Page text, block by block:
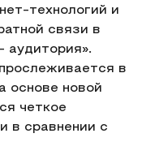
технологий и
связи в
аудитория».
в
основе новой
четкое
в сравнении с